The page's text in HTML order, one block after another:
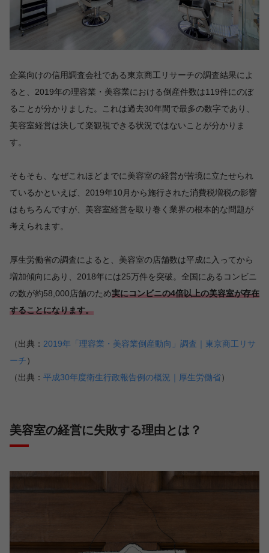
企業向けの信用調査会社である東京商工リサーチの調査結果によ
ると、2019年の理容業・美容業における倒産件数は119件にのぼ
ることが分かりました。これは過去30年間で最多の数字であり、
美容室経営は決して楽観視できる状況ではないことが分かりま
す。
そもそも、なぜこれほどまでに美容室の経営が苦境に立たせられ
ているかといえば、2019年10月から施行された消費税増税の影響
はもちろんですが、美容室経営を取り巻く業界の根本的な問題が
考えられます。
厚生労働省の調査によると、美容室の店舗数は平成に入ってから
増加傾向にあり、2018年には25万件を突破。全国にあるコンビニ
の数が約58,000店舗のため実にコンビニの4倍以上の美容室が存在
することになります。
（出典： 2019年「理容業・美容業倒産動向」調査｜東京商工リサ
ーチ）
（出典： 平成30年度衛生行政報告例の概況｜厚生労働省）
美容室の経営に失敗する理由とは？